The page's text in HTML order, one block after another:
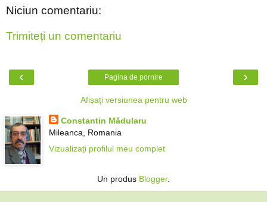
Niciun comentariu:
Trimiteți un comentariu
‹ ›
Pagina de pornire
Afișați versiunea pentru web
Constantin Mădularu
Mileanca, Romania
Vizualizați profilul meu complet
Un produs Blogger.